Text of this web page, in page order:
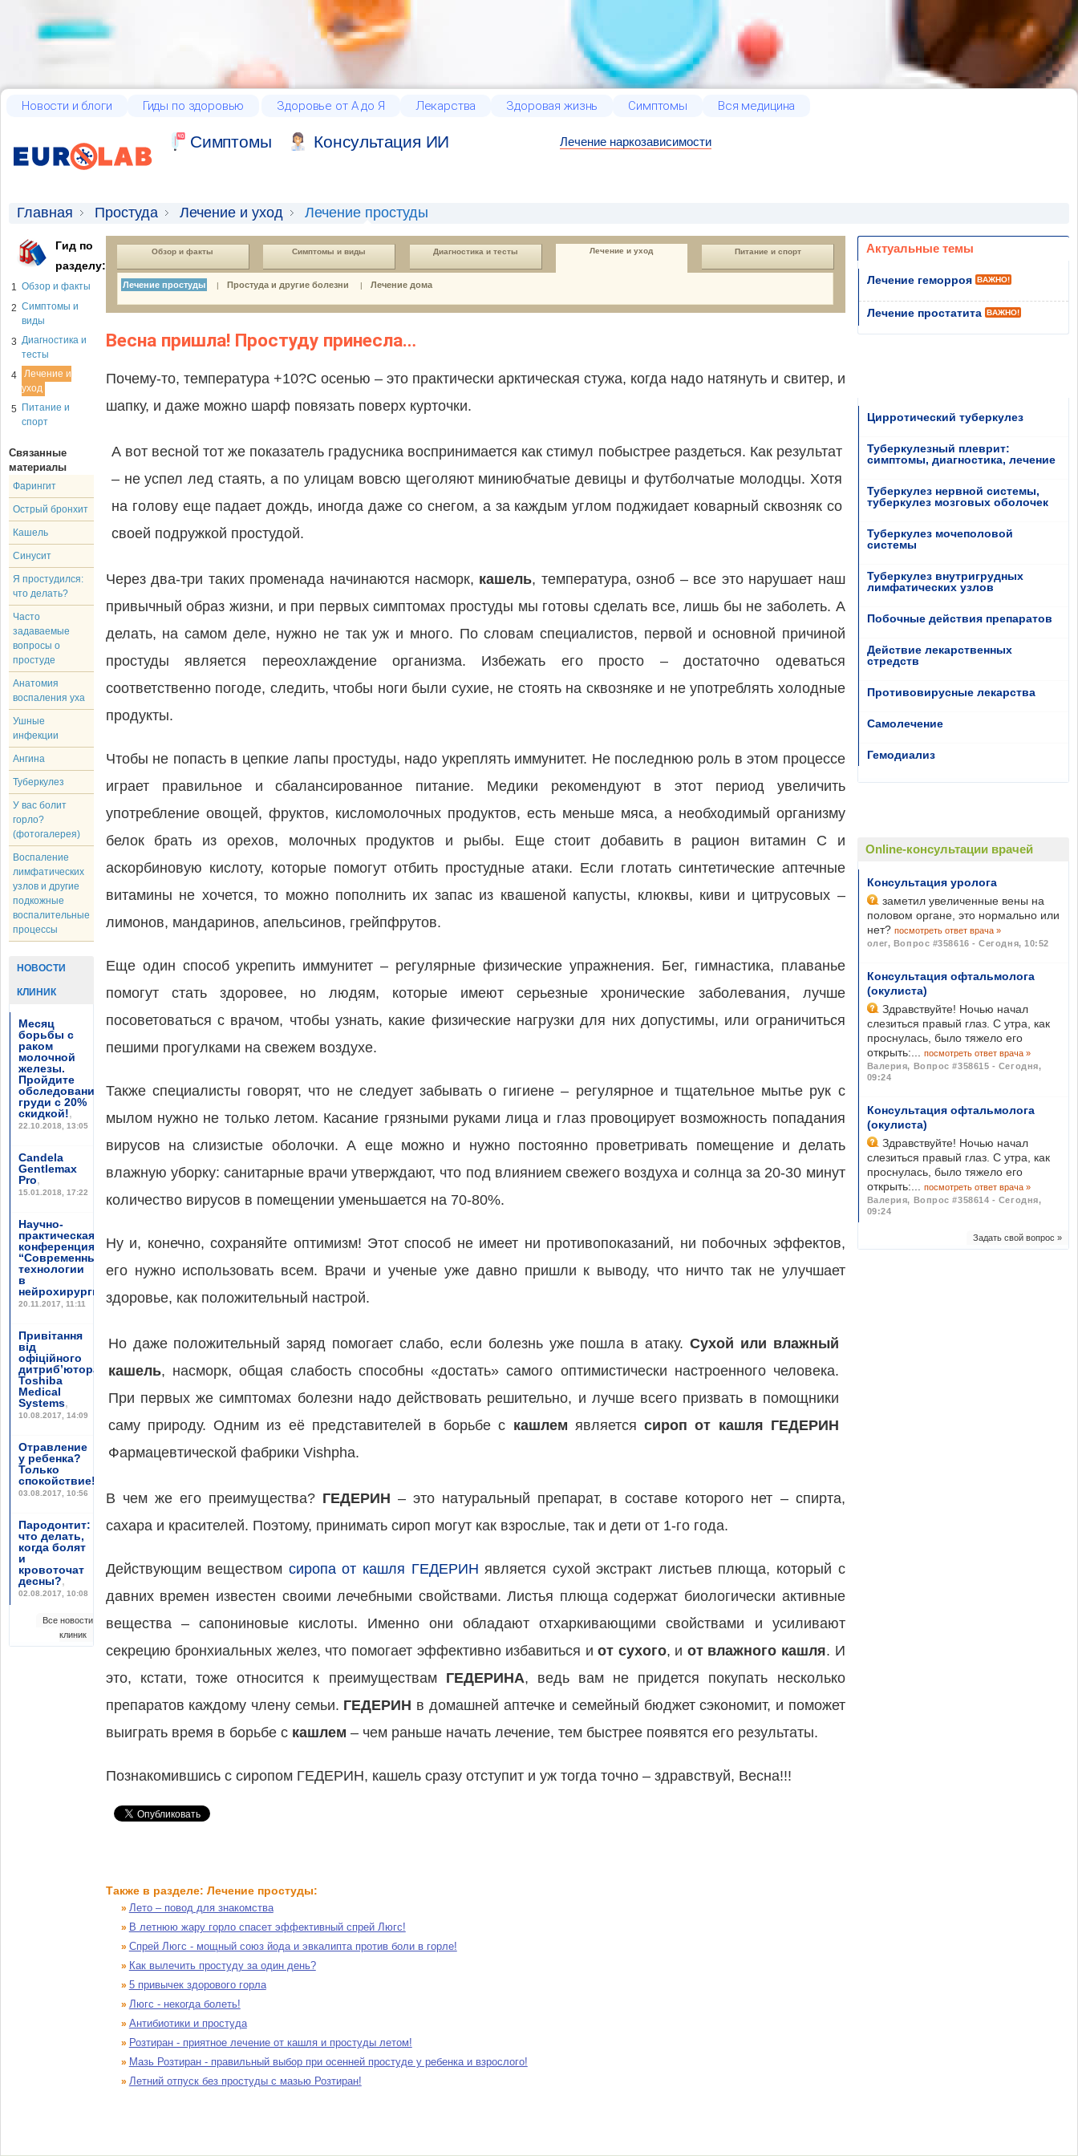
Новости и блоги Гиды по здоровью Здоровье от А до Я Лекарства Здоровая жизнь Симптомы Вся медицина
Cимптомы Консультация ИИ Лечение наркозависимости
Главная Простуда Лечение и уход Лечение простуды
Гид по
разделу:
1 Обзор и факты
2 Симптомы и
виды
3 Диагностика и
тесты
4
Лечение и
уход
5
Питание и
спорт
Связанные
материалы
Фарингит
Острый бронхит
Кашель
Синусит
Я простудился:
что делать?
Часто
задаваемые
вопросы о
простуде
Анатомия
воспаления уха
Ушные
инфекции
Ангина
Туберкулез
У вас болит
горло?
(фотогалерея)
Воспаление
лимфатических
узлов и другие
подкожные
воспалительные
процессы
НОВОСТИ
КЛИНИК
Месяц
борьбы с
раком
молочной
железы.
Пройдите
обследование
груди с 20%
скидкой!,
22.10.2018, 13:05
Candela
Gentlemax
Pro,
15.01.2018, 17:22
Научно-
практическая
конференция
“Современные
технологии
в
нейрохирургии”
20.11.2017, 11:11
Привітання
від
офіційного
дитриб’ютора
Toshiba
Medical
Systems,
10.08.2017, 14:09
Отравление
у ребенка?
Только
спокойствие!
03.08.2017, 10:56
Пародонтит:
что делать,
когда болят
и
кровоточат
десны?,
02.08.2017, 10:08
Все новости
клиник
Обзор и факты Симптомы и виды Диагностика и тесты Лечение и уход Питание и спорт
Лечение простуды | Простуда и другие болезни | Лечение дома
Весна пришла! Простуду принесла…
Почему-то, температура +10?С осенью – это практически арктическая стужа, когда надо натянуть и свитер, и
шапку, и даже можно шарф повязать поверх курточки.
А вот весной тот же показатель градусника воспринимается как стимул побыстрее раздеться. Как результат
– не успел лед стаять, а по улицам вовсю щеголяют миниюбчатые девицы и футболчатые молодцы. Хотя
на голову еще падает дождь, иногда даже со снегом, а за каждым углом поджидает коварный сквозняк со
своей подружкой простудой.
Через два-три таких променада начинаются насморк, кашель, температура, озноб – все это нарушает наш
привычный образ жизни, и при первых симптомах простуды мы готовы сделать все, лишь бы не заболеть. А
делать, на самом деле, нужно не так уж и много. По словам специалистов, первой и основной причиной
простуды является переохлаждение организма. Избежать его просто – достаточно одеваться
соответственно погоде, следить, чтобы ноги были сухие, не стоять на сквозняке и не употреблять холодные
продукты.
Чтобы не попасть в цепкие лапы простуды, надо укреплять иммунитет. Не последнюю роль в этом процессе
играет правильное и сбалансированное питание. Медики рекомендуют в этот период увеличить
употребление овощей, фруктов, кисломолочных продуктов, есть меньше мяса, а необходимый организму
белок брать из орехов, молочных продуктов и рыбы. Еще стоит добавить в рацион витамин С и
аскорбиновую кислоту, которые помогут отбить простудные атаки. Если глотать синтетические аптечные
витамины не хочется, то можно пополнить их запас из квашеной капусты, клюквы, киви и цитрусовых –
лимонов, мандаринов, апельсинов, грейпфрутов.
Еще один способ укрепить иммунитет – регулярные физические упражнения. Бег, гимнастика, плаванье
помогут стать здоровее, но людям, которые имеют серьезные хронические заболевания, лучше
посоветоваться с врачом, чтобы узнать, какие физические нагрузки для них допустимы, или ограничиться
пешими прогулками на свежем воздухе.
Также специалисты говорят, что не следует забывать о гигиене – регулярное и тщательное мытье рук с
мылом нужно не только летом. Касание грязными руками лица и глаз провоцирует возможность попадания
вирусов на слизистые оболочки. А еще можно и нужно постоянно проветривать помещение и делать
влажную уборку: санитарные врачи утверждают, что под влиянием свежего воздуха и солнца за 20-30 минут
количество вирусов в помещении уменьшается на 70-80%.
Ну и, конечно, сохраняйте оптимизм! Этот способ не имеет ни противопоказаний, ни побочных эффектов,
его нужно использовать всем. Врачи и ученые уже давно пришли к выводу, что ничто так не улучшает
здоровье, как положительный настрой.
Но даже положительный заряд помогает слабо, если болезнь уже пошла в атаку.Сухой или влажный
кашель, насморк, общая слабость способны «достать» самого оптимистически настроенного человека.
При первых же симптомах болезни надо действовать решительно, и лучше всего призвать в помощники
саму природу. Одним из её представителей в борьбе с кашлем являетсясироп от кашля ГЕДЕРИН
Фармацевтической фабрики Vishpha.
В чем же его преимущества? ГЕДЕРИН – это натуральный препарат, в составе которого нет – спирта,
сахара и красителей. Поэтому, принимать сироп могут как взрослые, так и дети от 1-го года.
Действующим веществом сиропа от кашля ГЕДЕРИН является сухой экстракт листьев плюща, который с
давних времен известен своими лечебными свойствами. Листья плюща содержат биологически активные
вещества – сапониновые кислоты. Именно они обладают отхаркивающими свойствами и усиливают
секрецию бронхиальных желез, что помогает эффективно избавиться иот сухого, и от влажного кашля. И
это, кстати, тоже относится к преимуществам ГЕДЕРИНА, ведь вам не придется покупать несколько
препаратов каждому члену семьи. ГЕДЕРИН в домашней аптечке и семейный бюджет сэкономит, и поможет
выиграть время в борьбе с кашлем – чем раньше начать лечение, тем быстрее появятся его результаты.
Познакомившись с сиропом ГЕДЕРИН, кашель сразу отступит и уж тогда точно – здравствуй, Весна!!!
Также в разделе: Лечение простуды:
» Лето – повод для знакомства
» В летнюю жару горло спасет эффективный спрей Люгс!
» Спрей Люгс - мощный союз йода и эвкалипта против боли в горле!
» Как вылечить простуду за один день?
» 5 привычек здорового горла
» Люгс - некогда болеть!
» Антибиотики и простуда
» Розтиран - приятное лечение от кашля и простуды летом!
» Мазь Розтиран - правильный выбор при осенней простуде у ребенка и взрослого!
» Летний отпуск без простуды с мазью Розтиран!
Актуальные темы
Лечение геморроя ВАЖНО!
Лечение простатита ВАЖНО!
Цирротический туберкулез
Туберкулезный плеврит:
симптомы, диагностика, лечение
Туберкулез нервной системы,
туберкулез мозговых оболочек
Туберкулез мочеполовой
системы
Туберкулез внутригрудных
лимфатических узлов
Побочные действия препаратов
Действие лекарственных
стредств
Противовирусные лекарства
Самолечение
Гемодиализ
Online-консультации врачей
Консультация уролога
заметил увеличенные вены на
половом органе, это нормально или
нет? посмотреть ответ врача »
олег, Вопрос #358616 - Сегодня, 10:52
Консультация офтальмолога
(окулиста)
Здравствуйте! Ночью начал
слезиться правый глаз. С утра, как
проснулась, было тяжело его
открыть:...
посмотреть ответ врача »
Валерия, Вопрос #358615 - Сегодня,
09:24
Консультация офтальмолога
(окулиста)
Здравствуйте! Ночью начал
слезиться правый глаз. С утра, как
проснулась, было тяжело его
открыть:...
посмотреть ответ врача »
Валерия, Вопрос #358614 - Сегодня,
09:24
Задать свой вопрос »